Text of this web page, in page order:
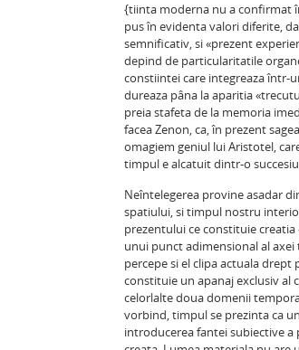
{tiinta moderna nu a confirmat
pus în evidenta valori diferite,
semnificativ, si «prezent
depind de particularitatile
constiintei care integreaza într-
dureaza pâna la aparitia
preia stafeta de la memoria
facea Zenon, ca, în prezent
omagiem geniul lui Aristotel,
timpul e alcatuit dintr-o
Neîntelegerea provine asadar
spatiului, si timpul nostru
prezentului ce constituie
unui punct adimensional al
percepe si el clipa actuala
constituie un apanaj exclusiv al
celorlalte doua domenii
vorbind, timpul se prezinta ca
introducerea fantei subiective